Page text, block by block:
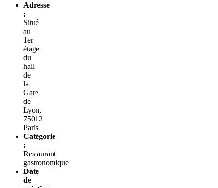
Adresse
:
Situé
au
1er
étage
du
hall
de
la
Gare
de
Lyon,
75012
Paris
Catégorie
:
Restaurant
gastronomique
Date
de